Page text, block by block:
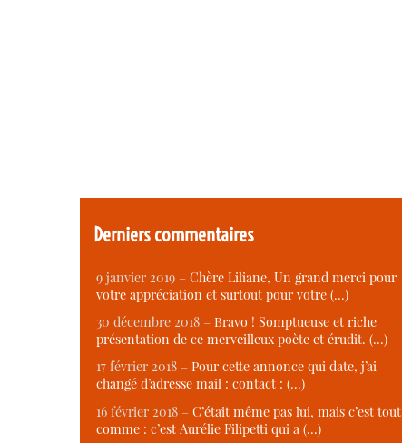
Derniers commentaires
9 janvier 2019 – Chère Liliane, Un grand merci pour
votre appréciation et surtout pour votre (…)
30 décembre 2018 – Bravo ! Somptueuse et riche
présentation de ce merveilleux poète et érudit. (…)
17 février 2018 – Pour cette annonce qui date, j’ai
changé d’adresse mail : contact : (…)
16 février 2018 – C’était même pas lui, mais c’est tout
comme : c’est Aurélie Filipetti qui a (…)